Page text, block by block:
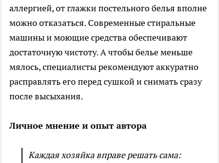
аллергией, от глажки постельного белья вполне
можно отказаться. Современные стиральные
машины и моющие средства обеспечивают
достаточную чистоту. А чтобы белье меньше
мялось, специалисты рекомендуют аккуратно
расправлять его перед сушкой и снимать сразу
после высыхания.
Личное мнение и опыт автора
Каждая хозяйка вправе решать сама: